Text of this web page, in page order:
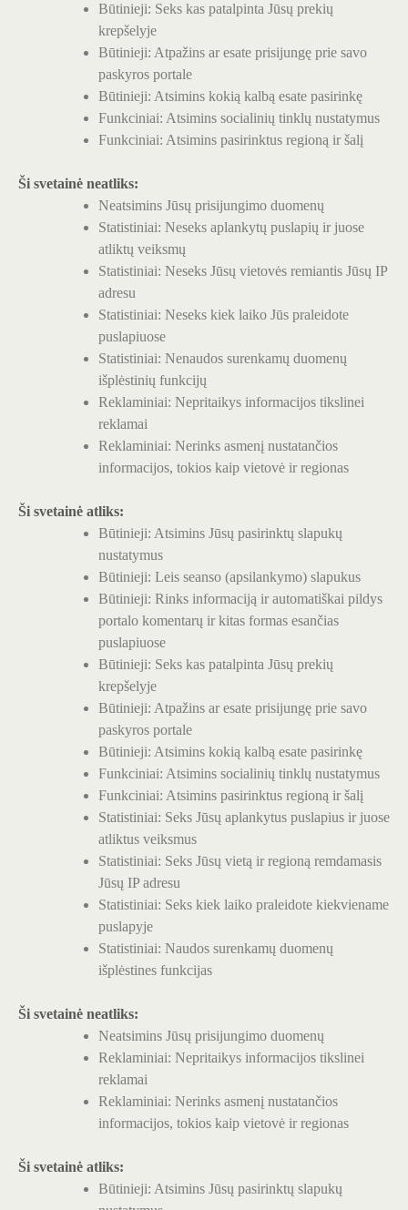
Būtinieji: Seks kas patalpinta Jūsų prekių
krepšelyje
Būtinieji: Atpažins ar esate prisijungę prie savo
paskyros portale
Būtinieji: Atsimins kokią kalbą esate pasirinkę
Funkciniai: Atsimins socialinių tinklų nustatymus
Funkciniai: Atsimins pasirinktus regioną ir šalį
Ši svetainė neatliks:
Neatsimins Jūsų prisijungimo duomenų
Statistiniai: Neseks aplankytų puslapių ir juose
atliktų veiksmų
Statistiniai: Neseks Jūsų vietovės remiantis Jūsų IP
adresu
Statistiniai: Neseks kiek laiko Jūs praleidote
puslapiuose
Statistiniai: Nenaudos surenkamų duomenų
išplėstinių funkcijų
Reklaminiai: Nepritaikys informacijos tikslinei
reklamai
Reklaminiai: Nerinks asmenį nustatančios
informacijos, tokios kaip vietovė ir regionas
Ši svetainė atliks:
Būtinieji: Atsimins Jūsų pasirinktų slapukų
nustatymus
Būtinieji: Leis seanso (apsilankymo) slapukus
Būtinieji: Rinks informaciją ir automatiškai pildys
portalo komentarų ir kitas formas esančias
puslapiuose
Būtinieji: Seks kas patalpinta Jūsų prekių
krepšelyje
Būtinieji: Atpažins ar esate prisijungę prie savo
paskyros portale
Būtinieji: Atsimins kokią kalbą esate pasirinkę
Funkciniai: Atsimins socialinių tinklų nustatymus
Funkciniai: Atsimins pasirinktus regioną ir šalį
Statistiniai: Seks Jūsų aplankytus puslapius ir juose
atliktus veiksmus
Statistiniai: Seks Jūsų vietą ir regioną remdamasis
Jūsų IP adresu
Statistiniai: Seks kiek laiko praleidote kiekviename
puslapyje
Statistiniai: Naudos surenkamų duomenų
išplėstines funkcijas
Ši svetainė neatliks:
Neatsimins Jūsų prisijungimo duomenų
Reklaminiai: Nepritaikys informacijos tikslinei
reklamai
Reklaminiai: Nerinks asmenį nustatančios
informacijos, tokios kaip vietovė ir regionas
Ši svetainė atliks:
Būtinieji: Atsimins Jūsų pasirinktų slapukų